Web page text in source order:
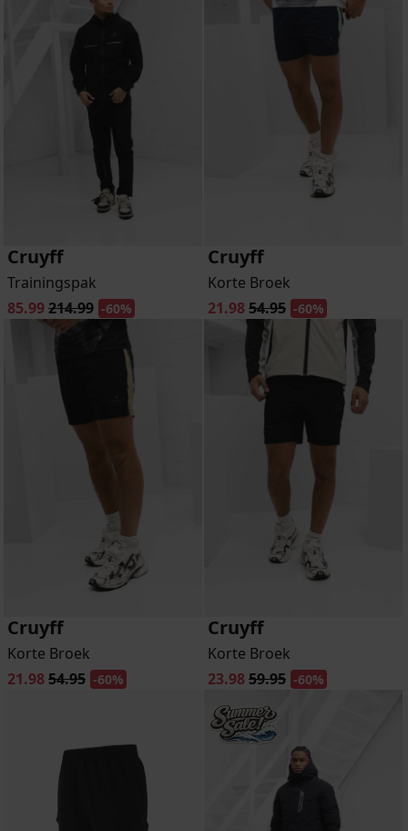
Cruyff
Trainingspak
85.99214.99 -60%
Cruyff
Korte Broek
21.9854.95 -60%
Cruyff
Korte Broek
21.9854.95 -60%
Cruyff
Korte Broek
23.9859.95 -60%